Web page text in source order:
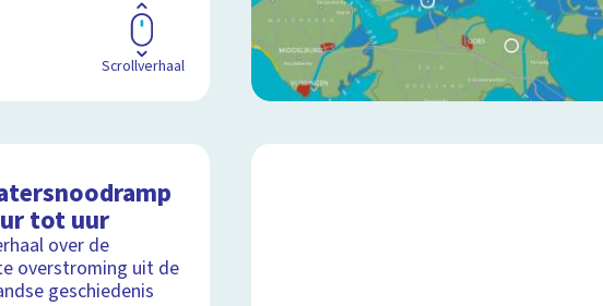
Scrollverhaal
tot uur
over de
overstroming uit de
geschiedenis